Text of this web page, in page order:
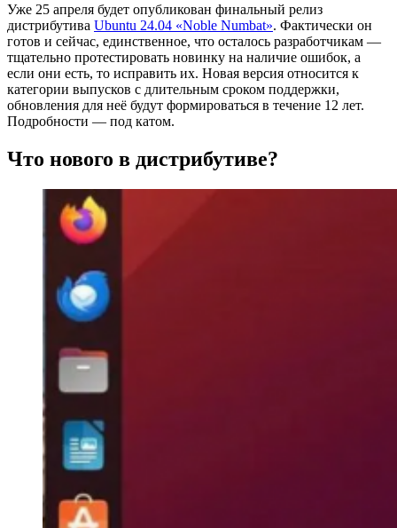
Уже 25 апреля будет опубликован финальный релиз
дистрибутива Ubuntu 24.04 «Noble Numbat». Фактически он
готов и сейчас, единственное, что осталось разработчикам —
тщательно протестировать новинку на наличие ошибок, а
если они есть, то исправить их. Новая версия относится к
категории выпусков с длительным сроком поддержки,
обновления для неё будут формироваться в течение 12 лет.
Подробности — под катом.
Что нового в дистрибутиве?